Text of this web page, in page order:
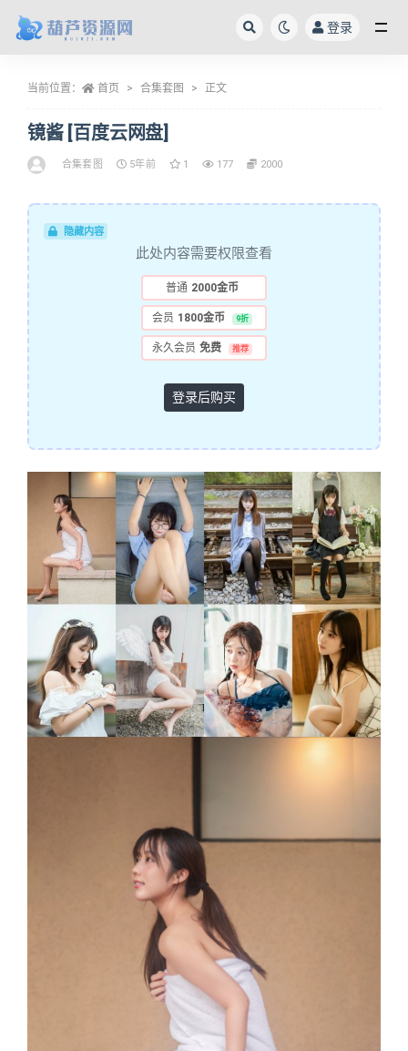
登录
当前位置： 首页 合集套图 正文
镜酱 [百度云网盘]
合集套图 5年前 1 177 2000
隐藏内容
此处内容需要权限查看
普通 2000金币
会员 1800金币 9折
永久会员 免费 推荐
登录后购买